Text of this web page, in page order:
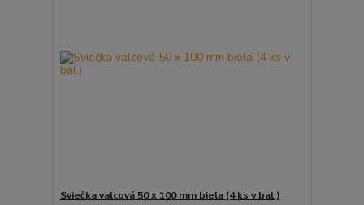
Sviečka valcová 50 x 100 mm biela (4 ks v bal.)